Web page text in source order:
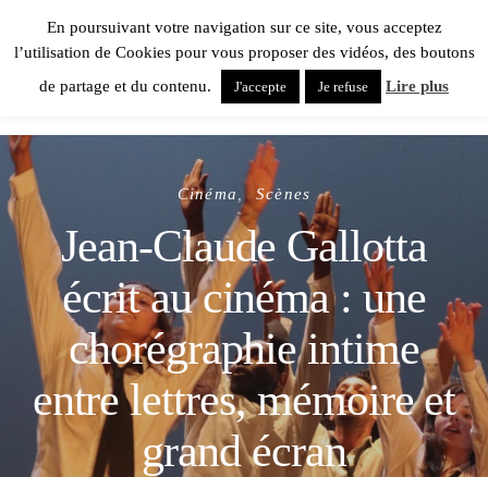
Cinéma Scènes
Jean-Claude Gallotta
écrit au cinéma : une
chorégraphie intime
entre lettres, mémoire et
grand écran
En poursuivant votre navigation sur ce site, vous acceptez
l’utilisation de Cookies pour vous proposer des vidéos, des boutons
de partage et du contenu.
J'accepte Je refuse Lire plus